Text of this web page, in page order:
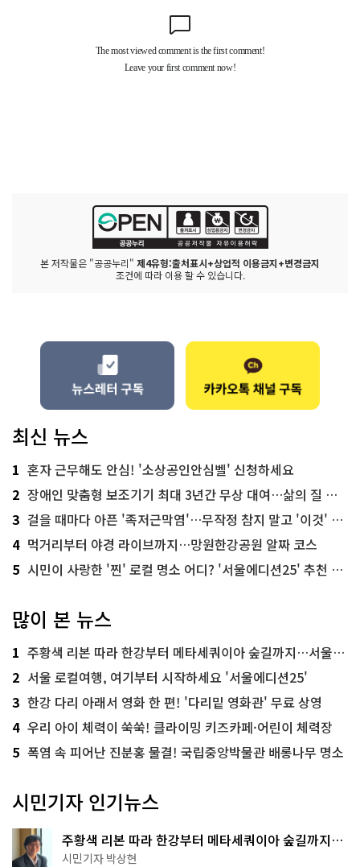
본 저작물은 "공공누리" 제4유형:출처표시+상업적 이용금지+변경금지
조건에 따라 이용 할 수 있습니다.
최신 뉴스
1 혼자 근무해도 안심! '소상공인안심벨' 신청하세요
2 장애인 맞춤형 보조기기 최대 3년간 무상 대여…삶의 질 높인다
3 걸을 때마다 아픈 '족저근막염'…무작정 참지 말고 '이것' 해보세요!
4 먹거리부터 야경 라이브까지…망원한강공원 알짜 코스
5 시민이 사랑한 '찐' 로컬 명소 어디? '서울에디션25' 추천 코스
많이 본 뉴스
1 주황색 리본 따라 한강부터 메타세쿼이아 숲길까지…서울둘레길 15코스
2 서울 로컬여행, 여기부터 시작하세요 '서울에디션25'
3 한강 다리 아래서 영화 한 편! '다리밑 영화관' 무료 상영
4 우리 아이 체력이 쑥쑥! 클라이밍 키즈카페·어린이 체력장
5 폭염 속 피어난 진분홍 물결! 국립중앙박물관 배롱나무 명소
시민기자 인기뉴스
주황색 리본 따라 한강부터 메타세쿼이아 숲길까지…
서울둘레길 15코스
시민기자 박상현